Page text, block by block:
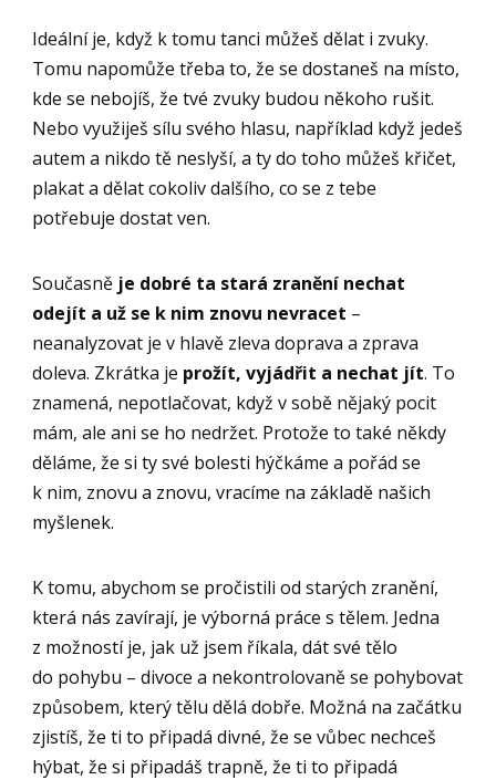
Ideální je, když k tomu tanci můžeš dělat i zvuky.
Tomu napomůže třeba to, že se dostaneš na místo,
kde se nebojíš, že tvé zvuky budou někoho rušit.
Nebo využiješ sílu svého hlasu, například když jedeš
autem a nikdo tě neslyší, a ty do toho můžeš křičet,
plakat a dělat cokoliv dalšího, co se z tebe
potřebuje dostat ven.
Současně je dobré ta stará zranění nechat
odejít a už se k nim znovu nevracet –
neanalyzovat je v hlavě zleva doprava a zprava
doleva. Zkrátka je prožít, vyjádřit a nechat jít. To
znamená, nepotlačovat, když v sobě nějaký pocit
mám, ale ani se ho nedržet. Protože to také někdy
děláme, že si ty své bolesti hýčkáme a pořád se
k nim, znovu a znovu, vracíme na základě našich
myšlenek.
K tomu, abychom se pročistili od starých zranění,
která nás zavírají, je výborná práce s tělem. Jedna
z možností je, jak už jsem říkala, dát své tělo
do pohybu – divoce a nekontrolovaně se pohybovat
způsobem, který tělu dělá dobře. Možná na začátku
zjistíš, že ti to připadá divné, že se vůbec nechceš
hýbat, že si připadáš trapně, že ti to připadá